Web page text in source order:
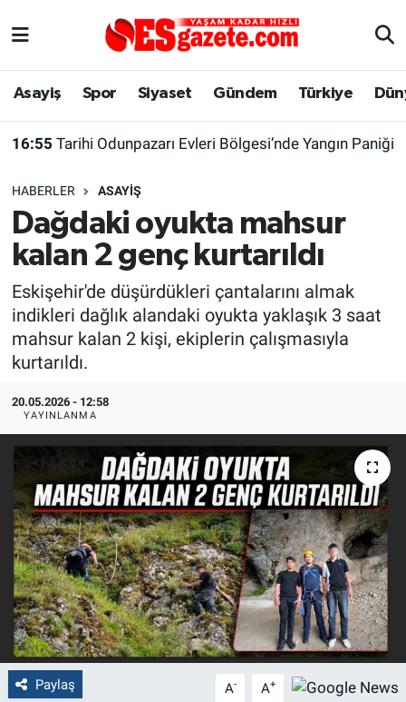
Asayiş Spor Siyaset Gündem Türkiye
16:55 Tarihi Odunpazarı Evleri Bölgesi’nde Yangın Paniği
HABERLER ASAYIŞ
Dağdaki oyukta mahsur
kalan 2 genç kurtarıldı
Eskişehir'de düşürdükleri çantalarını almak
indikleri dağlık alandaki oyukta yaklaşık 3 saat
mahsur kalan 2 kişi, ekiplerin çalışmasıyla
kurtarıldı.
20.05.2026 - 12:58
YAYINLANMA
Paylaş A- A+
Asayiş
Gündem
Türkiye
Dünya
Sağlık
Alış-Veriş/İş dünyası
Yaşam
Eskişehirspor Arşivi
Eskişehir Arşivi
Röportaj
Ekonomi
Kültür Sanat
Politika
Bilecik
Kütahya
Gezi
Genel
Çevre
Eskişehir Nöbetçi Eczaneler
Süper Lig Puan Durumu ve Fikstür
Tüm Manşetler
Son Dakika Haberleri
Haber Arşivi